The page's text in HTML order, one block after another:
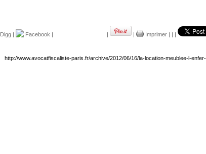
Digg | Facebook | | | Imprimer | | |
http://www.avocatfiscaliste-paris.fr/archive/2012/06/16/la-location-meublee-l-